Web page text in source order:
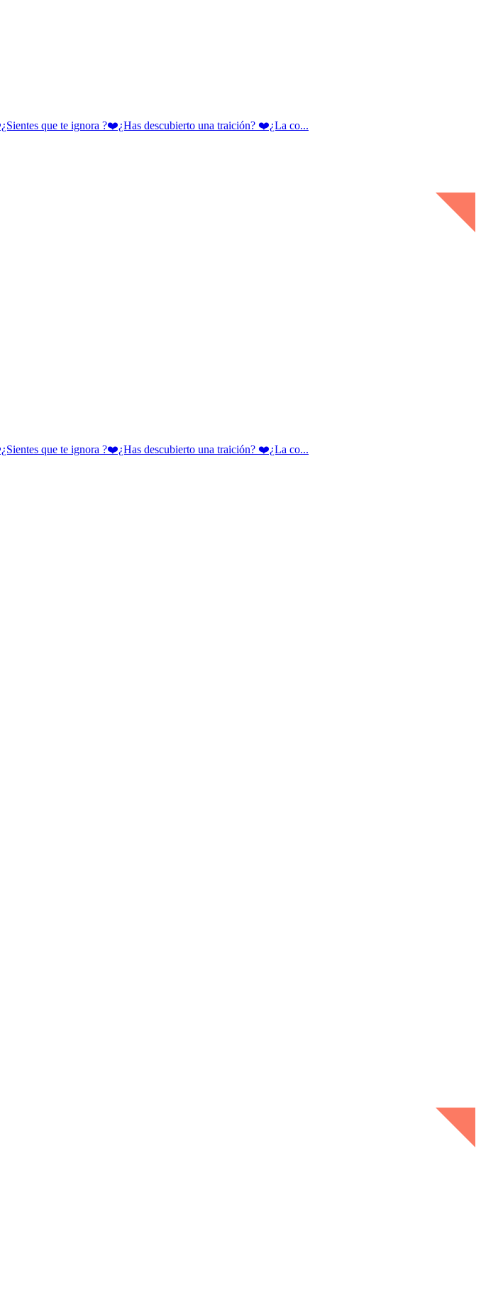
que te ignora ?❤️¿Has descubierto una traición? ❤️¿La co...
que te ignora ?❤️¿Has descubierto una traición? ❤️¿La co...